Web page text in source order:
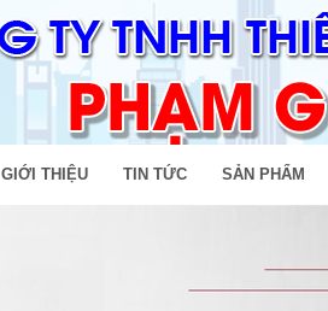
GIỚI THIỆU TIN TỨC SẢN PHẨM